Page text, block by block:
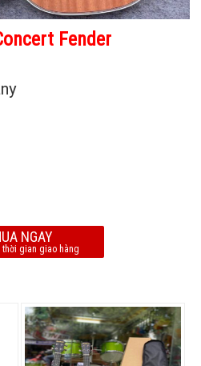
Fender
NGAY
thời gian giao hàng